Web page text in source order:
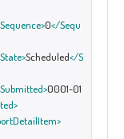
0</Sequ
Scheduled</S
0001-01